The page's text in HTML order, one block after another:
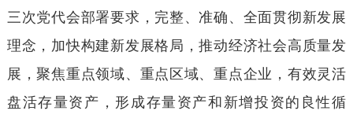
三次党代会部署要求，完整、准确、全面贯彻新发展
理念，加快构建新发展格局，推动经济社会高质量发
展，聚焦重点领域、重点区域、重点企业，有效灵活
盘活存量资产，形成存量资产和新增投资的良性循